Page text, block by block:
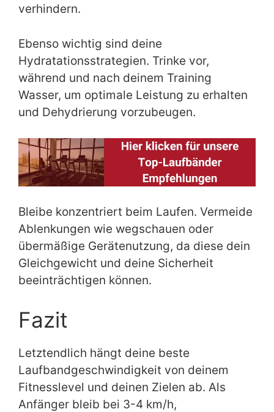
verhindern.
Ebenso wichtig sind deine
Hydratationsstrategien. Trinke vor,
während und nach deinem Training
Wasser, um optimale Leistung zu erhalten
und Dehydrierung vorzubeugen.
Bleibe konzentriert beim Laufen. Vermeide
Ablenkungen wie wegschauen oder
übermäßige Gerätenutzung, da diese dein
Gleichgewicht und deine Sicherheit
beeinträchtigen können.
Fazit
Letztendlich hängt deine beste
Laufbandgeschwindigkeit von deinem
Fitnesslevel und deinen Zielen ab. Als
Anfänger bleib bei 3-4 km/h,